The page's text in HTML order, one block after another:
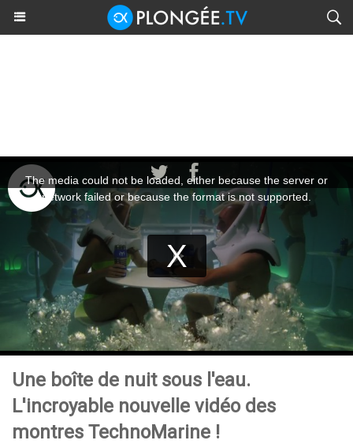
Une boîte de nuit sous l'eau.
L'incroyable nouvelle vidéo des
montres TechnoMarine !